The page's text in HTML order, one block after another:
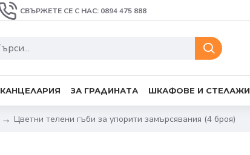
СВЪРЖЕТЕ СЕ С НАС: 0894 475 888
КАНЦЕЛАРИЯ ЗА ГРАДИНАТА ШКАФОВЕ И СТЕЛАЖИ
Цветни телени гъби за упорити замърсявания (4 броя)